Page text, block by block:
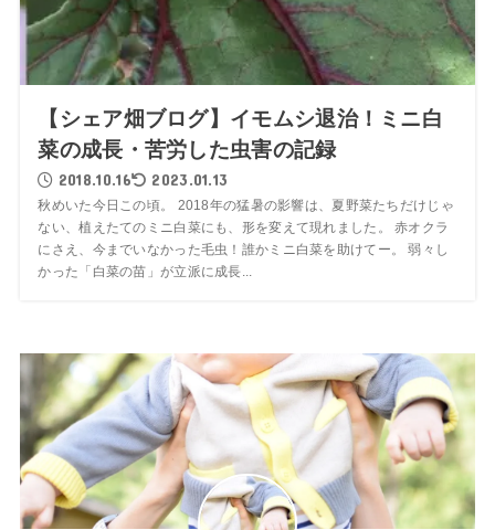
【シェア畑ブログ】イモムシ退治！ミニ白
菜の成長・苦労した虫害の記録
2018.10.16 2023.01.13
秋めいた今日この頃。 2018年の猛暑の影響は、夏野菜たちだけじゃ
ない、植えたてのミニ白菜にも、形を変えて現れました。 赤オクラ
にさえ、今までいなかった毛虫！誰かミニ白菜を助けてー。 弱々し
かった「白菜の苗」が立派に成長...